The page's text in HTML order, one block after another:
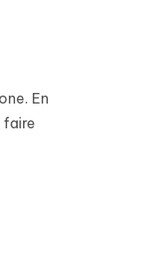
En
faire